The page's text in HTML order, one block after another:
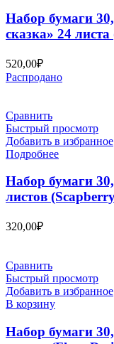
Набор бумаги
сказка» 24
520,00₽
Распродано
Сравнить
Быстрый просмотр
Добавить в избранное
Подробнее
Набор бумаги
листов
320,00₽
Сравнить
Быстрый просмотр
Добавить в избранное
В корзину
Набор бумаги